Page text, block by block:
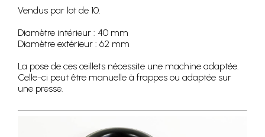
Vendus par lot de 10.
Diamètre intérieur : 40 mm
Diamètre extérieur : 62 mm
La pose de ces œillets nécessite une machine adaptée.
Celle-ci peut être manuelle à frappes ou adaptée sur
une presse.